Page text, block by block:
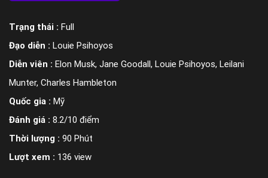
Trạng thái : Full
Đạo diễn : Louie Psihoyos
Diễn viên : Elon Musk, Jane Goodall, Louie Psihoyos, Leilani
Munter, Charles Hambleton
Quốc gia : Mỹ
Đánh giá : 8.2/10 điểm
Thời lượng : 90 Phút
Lượt xem : 136 view